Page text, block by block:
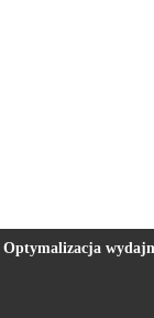
Optymalizacja